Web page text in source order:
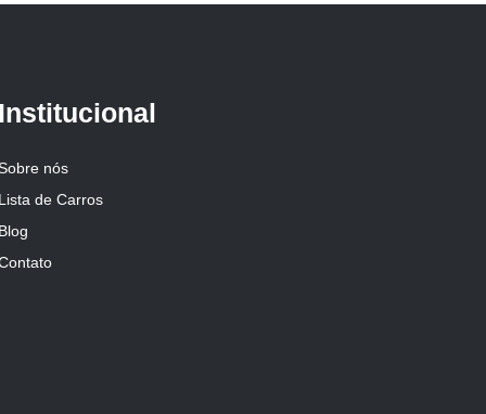
Institucional
nós
Lista de Carros
Blog